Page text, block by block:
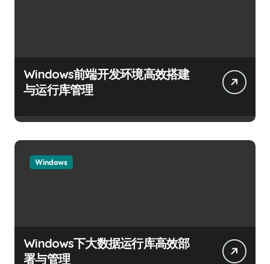
Windows前端开发环境高效搭建
与运行库管理
Windows
Windows下大数据运行库高效部
署与管理